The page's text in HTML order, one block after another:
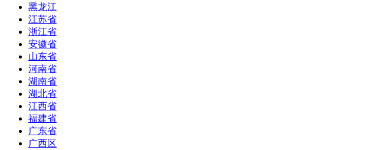
黑龙江
江苏省
浙江省
安徽省
山东省
河南省
湖南省
湖北省
江西省
福建省
广东省
广西区